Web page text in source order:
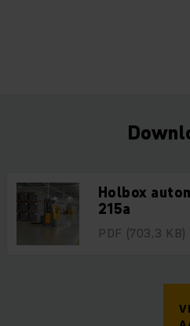
Holbox
215a
PDF (703,3 KB)